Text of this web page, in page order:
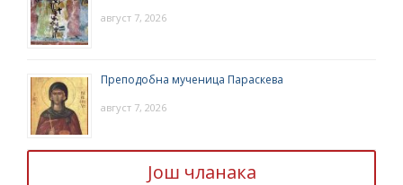
август 7, 2026
Преподобна мученица Параскева
август 7, 2026
Још чланака